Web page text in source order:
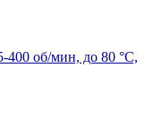
об/мин, до 80 °C,